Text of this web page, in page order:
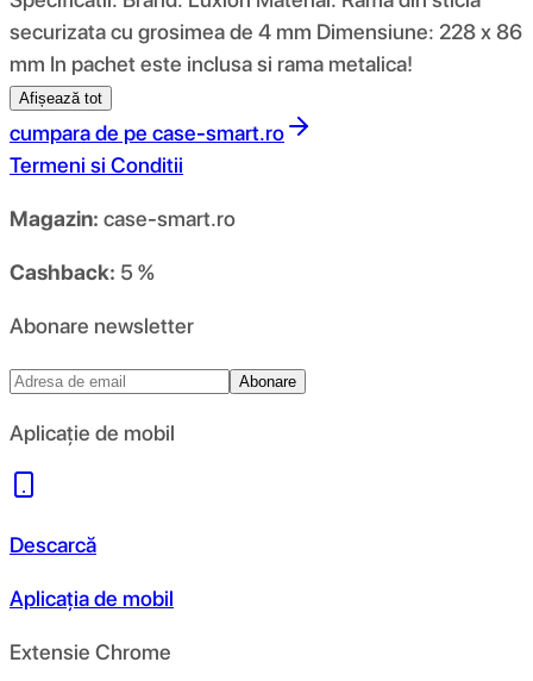
securizata cu grosimea de 4 mm Dimensiune: 228 x 86
mm In pachet este inclusa si rama metalica!
Afișează tot
cumpara de pe case-smart.ro
Termeni si Conditii
Magazin: case-smart.ro
Cashback: 5 %
Abonare newsletter
Abonare
Aplicație de mobil
Descarcă
Aplicația de mobil
Extensie Chrome